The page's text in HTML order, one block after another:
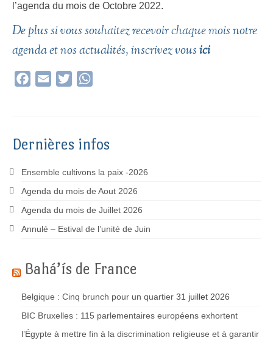
l’agenda du mois de Octobre 2022.
De plus si vous souhaitez recevoir chaque mois notre
agenda et nos actualités, inscrivez vousici
Facebook
Email Twitter
Dernières infos
Ensemble cultivons la paix -2026
Agenda du mois de Aout 2026
Agenda du mois de Juillet 2026
Annulé – Estival de l’unité de Juin
Bahá’ís de France
Belgique : Cinq brunch pour un quartier 31 juillet 2026
BIC Bruxelles : 115 parlementaires européens exhortent
l’Égypte à mettre fin à la discrimination religieuse et à garantir